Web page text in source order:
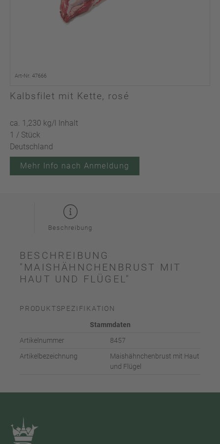
Art-Nr. 47666
Kalbsfilet mit Kette, rosé
ca. 1,230 kg/l Inhalt
1 / Stück
Deutschland
Mehr Info nach Anmeldung
Beschreibung
BESCHREIBUNG
"MAISHÄHNCHENBRUST MIT
HAUT UND FLÜGEL"
PRODUKTSPEZIFIKATION
Stammdaten
Artikelnummer
8457
Artikelbezeichnung
Maishähnchenbrust mit Haut
und Flügel